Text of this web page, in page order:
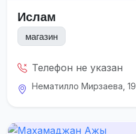
Ислам
магазин
Телефон не указан
Нематилло Мирзаева, 19